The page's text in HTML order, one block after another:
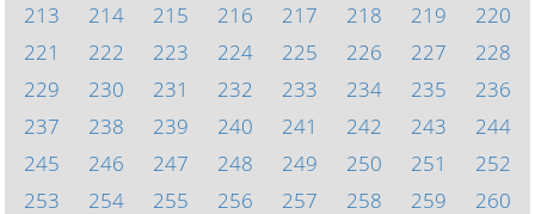
213
214 215 216 217 218 219
220
221
222 223 224 225 226 227
228
229
230 231 232 233 234 235
236
237
238 239 240 241 242 243
244
245
246 247 248 249 250 251
252
253
254 255 256 257 258 259
260